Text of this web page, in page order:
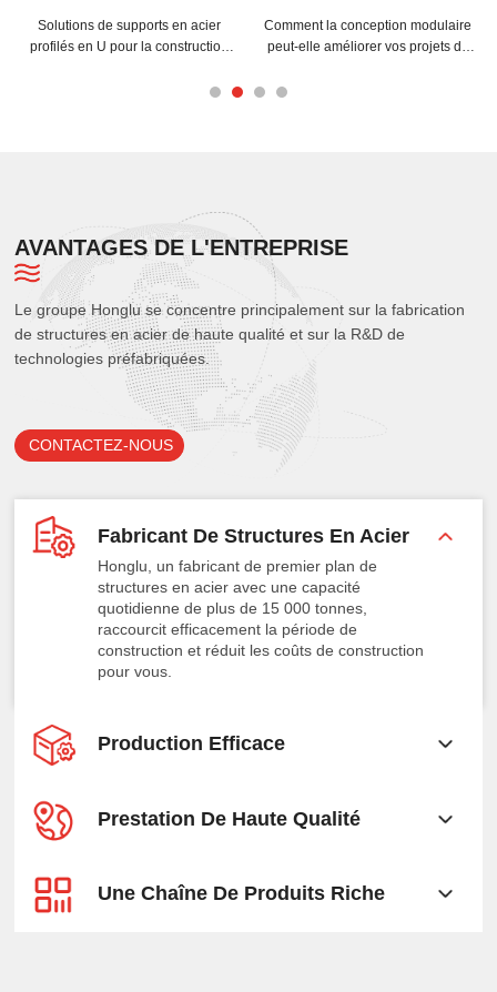
Comment la conception modulaire
peut-elle améliorer vos projets de
Comment les pannes en C et
peuvent-elles améliorer la
AVANTAGES DE L'ENTREPRISE
Le groupe Honglu se concentre principalement sur la fabrication
de structures en acier de haute qualité et sur la R&D de
technologies préfabriquées.
CONTACTEZ-NOUS
Fabricant De Structures En Acier
Honglu, un fabricant de premier plan de
structures en acier avec une capacité
quotidienne de plus de 15 000 tonnes,
raccourcit efficacement la période de
construction et réduit les coûts de construction
pour vous.
Production Efficace
Prestation De Haute Qualité
Une Chaîne De Produits Riche